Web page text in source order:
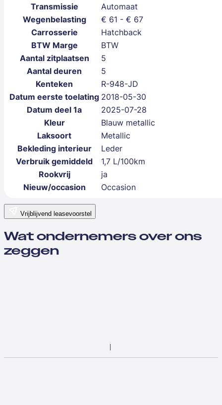
Transmissie
Automaat
Wegenbelasting
€ 61 - € 67
Carrosserie
Hatchback
BTW Marge
BTW
Aantal zitplaatsen
5
Aantal deuren
5
Kenteken
R-948-JD
Datum eerste toelating 2018-05-30
Datum deel 1a
2025-07-28
Kleur
Blauw metallic
Laksoort
Metallic
Bekleding interieur
Leder
Verbruik gemiddeld
1,7 L/100km
Rookvrij
ja
Nieuw/occasion
Occasion
Vrijblijvend leasevoorstel
Wat ondernemers over ons
zeggen